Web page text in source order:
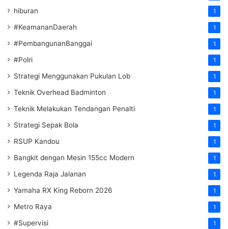
hiburan 1
#KeamananDaerah 1
#PembangunanBanggai 1
#Polri 1
Strategi Menggunakan Pukulan Lob 1
Teknik Overhead Badminton 1
Teknik Melakukan Tendangan Penalti 1
Strategi Sepak Bola 1
RSUP Kandou 1
Bangkit dengan Mesin 155cc Modern 1
Legenda Raja Jalanan 1
Yamaha RX King Reborn 2026 1
Metro Raya 1
#Supervisi 1